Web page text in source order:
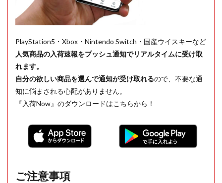
PlayStation5・Xbox・Nintendo Switch・国産ウイスキーなど
人気商品の入荷速報をプッシュ通知でリアルタイムに受け取
れます。
自分の欲しい商品を選んで通知が受け取れるので、不要な通
知に悩まされる心配がありません。
『入荷Now』のダウンロードはこちらから！
ご注意事項